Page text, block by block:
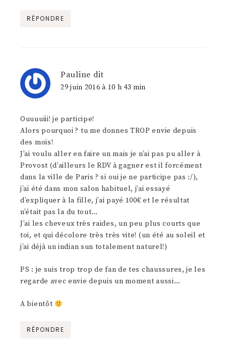
RÉPONDRE
Pauline dit
29 juin 2016 à 10 h 43 min
Ouuuuiii! je participe!
Alors pourquoi ? tu me donnes TROP envie depuis
des mois!
J’ai voulu aller en faire un mais je n’ai pas pu aller à
Provost (d’ailleurs le RDV à gagner est il forcément
dans la ville de Paris ? si oui je ne participe pas :/),
j’ai été dans mon salon habituel, j’ai essayé
d’expliquer à la fille, j’ai payé 100€ et le résultat
n’était pas la du tout…
J’ai les cheveux très raides, un peu plus courts que
toi, et qui décolore très très vite! (un été au soleil et
j’ai déjà un indian sun totalement naturel!)
PS : je suis trop trop de fan de tes chaussures, je les
regarde avec envie depuis un moment aussi…
A bientôt
RÉPONDRE